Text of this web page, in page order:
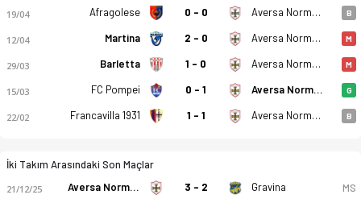
19/04 Afragolese 0 - 0 Aversa Normanna B
12/04 Martina 2 - 0 Aversa Normanna M
29/03 Barletta 1 - 0 Aversa Normanna M
15/03 FC Pompei 0 - 1 Aversa Normanna G
22/02 Francavilla 1931 1 - 1 Aversa Normanna B
İki Takım Arasındaki Son Maçlar
21/12/25 Aversa Normanna 3 - 2 Gravina MS